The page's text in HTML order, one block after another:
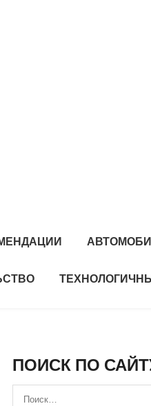
ПОИСК ПО